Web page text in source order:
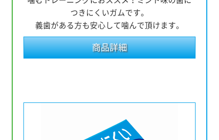
つきにくいガムです。
義歯がある方も安心して噛んで頂けます。
商品詳細